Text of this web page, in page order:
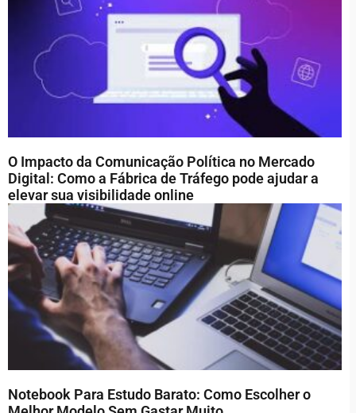
O Impacto da Comunicação Política no Mercado
Digital: Como a Fábrica de Tráfego pode ajudar a
elevar sua visibilidade online
Notebook Para Estudo Barato: Como Escolher o